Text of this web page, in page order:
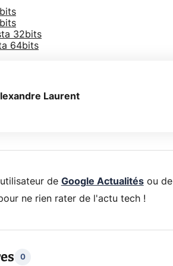
32bits
64bits
Laurent
de Google Actualitésou de
ne rien rater de l'actu tech !
0